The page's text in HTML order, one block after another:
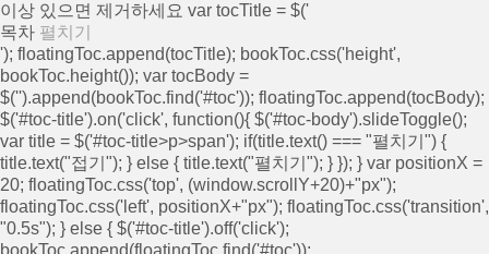
이상 있으면 제거하세요 var tocTitle = $('
목차 펼치기
'); floatingToc.append(tocTitle); bookToc.css('height',
bookToc.height()); var tocBody =
$('').append(bookToc.find('#toc')); floatingToc.append(tocBody);
$('#toc-title').on('click', function(){ $('#toc-body').slideToggle();
var title = $('#toc-title>p>span'); if(title.text() === "펼치기") {
title.text("접기"); } else { title.text("펼치기"); } }); } var positionX =
20; floatingToc.css('top', (window.scrollY+20)+"px");
floatingToc.css('left', positionX+"px"); floatingToc.css('transition',
"0.5s"); } else { $('#toc-title').off('click');